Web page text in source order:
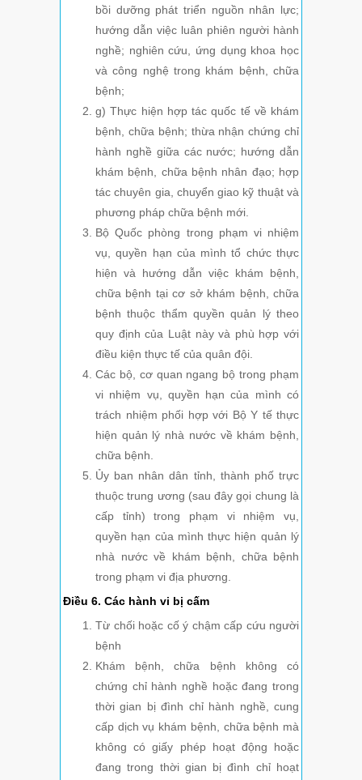
bồi dưỡng phát triển nguồn nhân lực;
hướng dẫn việc luân phiên người hành
nghề; nghiên cứu, ứng dụng khoa học
và công nghệ trong khám bệnh, chữa
bệnh;
g) Thực hiện hợp tác quốc tế về khám
bệnh, chữa bệnh; thừa nhận chứng chỉ
hành nghề giữa các nước; hướng dẫn
khám bệnh, chữa bệnh nhân đạo; hợp
tác chuyên gia, chuyển giao kỹ thuật và
phương pháp chữa bệnh mới.
Bộ Quốc phòng trong phạm vi nhiệm
vụ, quyền hạn của mình tổ chức thực
hiện và hướng dẫn việc khám bệnh,
chữa bệnh tại cơ sở khám bệnh, chữa
bệnh thuộc thẩm quyền quản lý theo
quy định của Luật này và phù hợp với
điều kiện thực tế của quân đội.
Các bộ, cơ quan ngang bộ trong phạm
vi nhiệm vụ, quyền hạn của mình có
trách nhiệm phối hợp với Bộ Y tế thực
hiện quản lý nhà nước về khám bệnh,
chữa bệnh.
Ủy ban nhân dân tỉnh, thành phố trực
thuộc trung ương (sau đây gọi chung là
cấp tỉnh) trong phạm vi nhiệm vụ,
quyền hạn của mình thực hiện quản lý
nhà nước về khám bệnh, chữa bệnh
trong phạm vi địa phương.
Điều 6. Các hành vi bị cấm
Từ chối hoặc cố ý chậm cấp cứu người
bệnh
Khám bệnh, chữa bệnh không có
chứng chỉ hành nghề hoặc đang trong
thời gian bị đình chỉ hành nghề, cung
cấp dịch vụ khám bệnh, chữa bệnh mà
không có giấy phép hoạt động hoặc
đang trong thời gian bị đình chỉ hoạt